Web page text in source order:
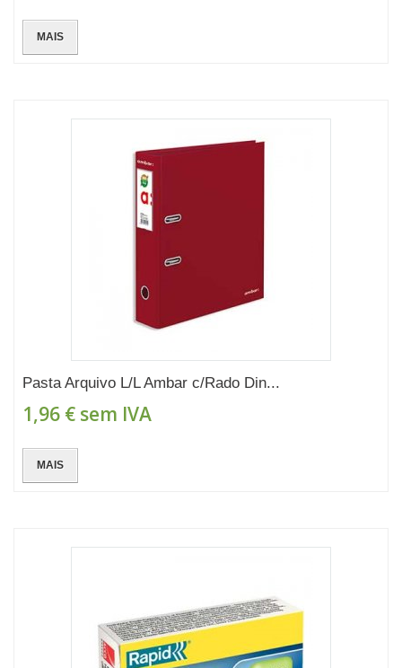
MAIS
Pasta Arquivo L/L Ambar c/Rado Din...
1,96 € sem IVA
MAIS